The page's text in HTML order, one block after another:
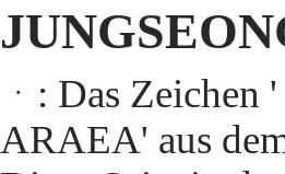
ᆞ: Das
ARAEA' aus